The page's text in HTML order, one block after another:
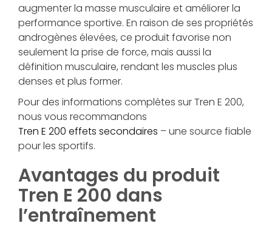
augmenter la masse musculaire et améliorer la
performance sportive. En raison de ses propriétés
androgènes élevées, ce produit favorise non
seulement la prise de force, mais aussi la
définition musculaire, rendant les muscles plus
denses et plus former.
Pour des informations complètes sur Tren E 200,
nous vous recommandons
Tren E 200 effets secondaires – une source fiable
pour les sportifs.
Avantages du produit
Tren E 200 dans
l’entraînement